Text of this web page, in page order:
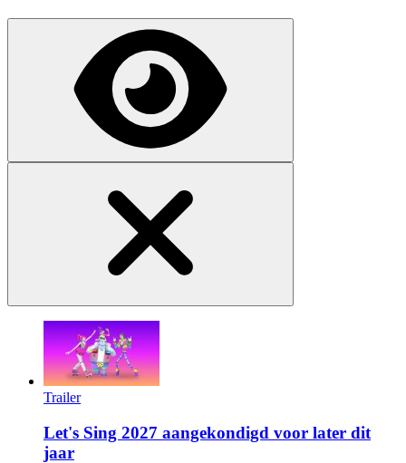
Trailer
Let's Sing 2027 aangekondigd voor later dit
jaar